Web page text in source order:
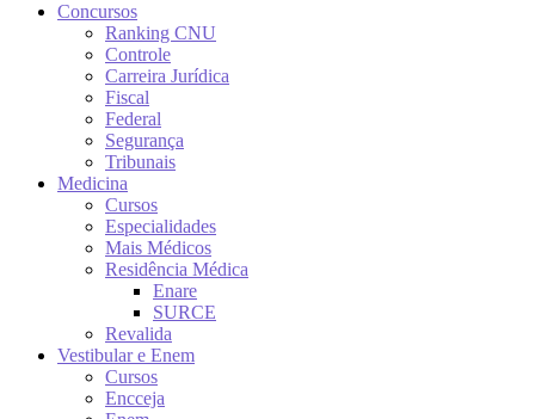
Concursos
Ranking CNU
Controle
Carreira Jurídica
Fiscal
Federal
Segurança
Tribunais
Medicina
Cursos
Especialidades
Mais Médicos
Residência Médica
Enare
SURCE
Revalida
Vestibular e Enem
Cursos
Encceja